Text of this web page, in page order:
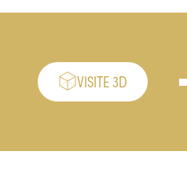
VISITE 3D